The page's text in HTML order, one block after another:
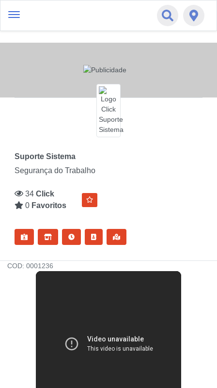
Suporte Sistema
Segurança do Trabalho
34 Click
0 Favoritos
COD: 0001236